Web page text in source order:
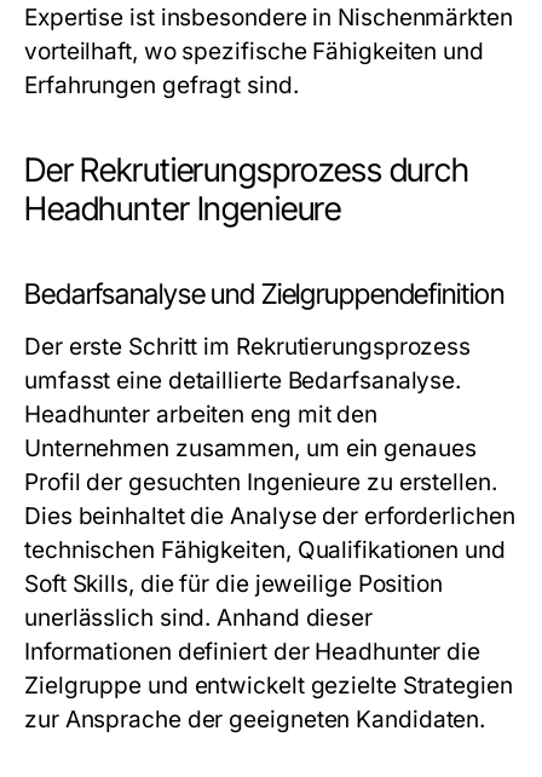
Expertise ist insbesondere in Nischenmärkten
vorteilhaft, wo spezifische Fähigkeiten und
Erfahrungen gefragt sind.
Der Rekrutierungsprozess durch
Headhunter Ingenieure
Bedarfsanalyse und Zielgruppendefinition
Der erste Schritt im Rekrutierungsprozess
umfasst eine detaillierte Bedarfsanalyse.
Headhunter arbeiten eng mit den
Unternehmen zusammen, um ein genaues
Profil der gesuchten Ingenieure zu erstellen.
Dies beinhaltet die Analyse der erforderlichen
technischen Fähigkeiten, Qualifikationen und
Soft Skills, die für die jeweilige Position
unerlässlich sind. Anhand dieser
Informationen definiert der Headhunter die
Zielgruppe und entwickelt gezielte Strategien
zur Ansprache der geeigneten Kandidaten.